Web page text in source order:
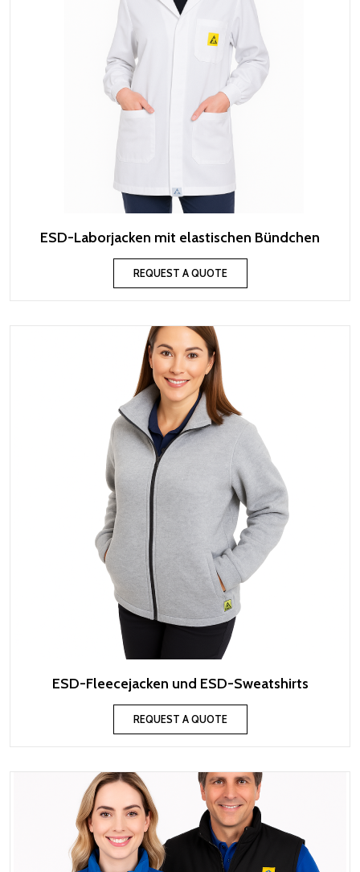
ESD-Laborjacken mit elastischen Bündchen
REQUEST A QUOTE
ESD-Fleecejacken und ESD-Sweatshirts
REQUEST A QUOTE